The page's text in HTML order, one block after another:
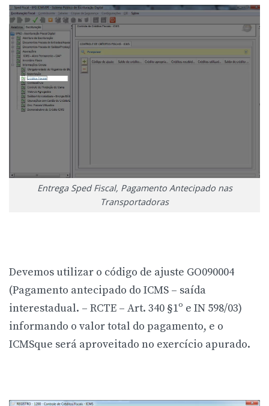
Entrega Sped Fiscal, Pagamento Antecipado nas
Transportadoras
Devemos utilizar o código de ajuste GO090004
(Pagamento antecipado do ICMS – saída
interestadual. – RCTE – Art. 340 §1º e IN 598/03)
informando o valor total do pagamento, e o
ICMSque será aproveitado no exercício apurado.